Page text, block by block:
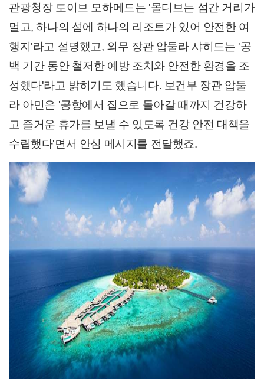
관광청장 토이브 모하메드는 '몰디브는 섬간 거리가
멀고, 하나의 섬에 하나의 리조트가 있어 안전한 여
행지'라고 설명했고, 외무 장관 압둘라 샤히드는 '공
백 기간 동안 철저한 예방 조치와 안전한 환경을 조
성했다'라고 밝히기도 했습니다. 보건부 장관 압둘
라 아민은 '공항에서 집으로 돌아갈 때까지 건강하
고 즐거운 휴가를 보낼 수 있도록 건강 안전 대책을
수립했다'면서 안심 메시지를 전달했죠.